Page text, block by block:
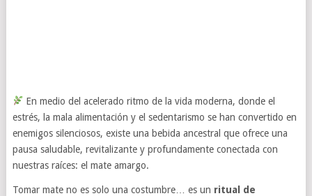
En medio del acelerado ritmo de la vida moderna, donde el
estrés, la mala alimentación y el sedentarismo se han convertido en
enemigos silenciosos, existe una bebida ancestral que ofrece una
pausa saludable, revitalizante y profundamente conectada con
nuestras raíces: el mate amargo.
Tomar mate no es solo una costumbre… es un ritual de